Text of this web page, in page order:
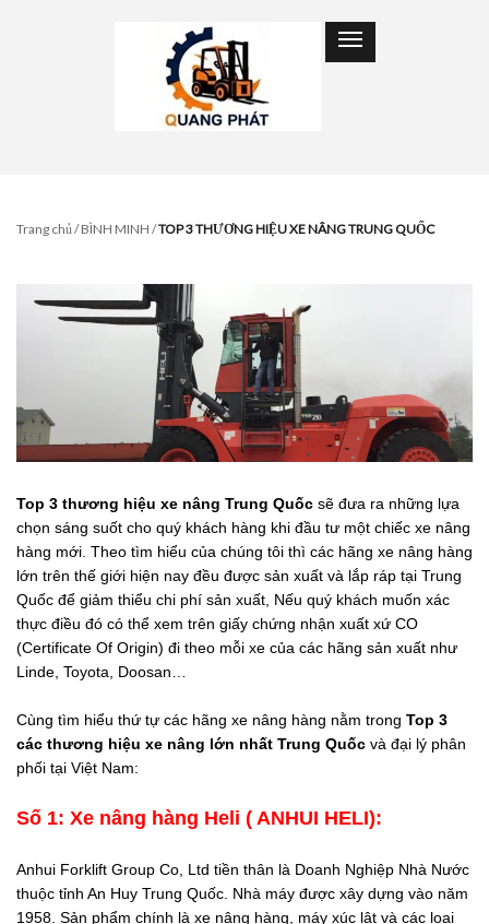
Trang chủ/BÌNH MINH /TOP 3 THƯƠNG HIỆU XE NÂNG TRUNG QUỐC
Top 3 thương hiệu xe nâng Trung Quốc sẽ đưa ra những lựa
chọn sáng suốt cho quý khách hàng khi đầu tư một chiếc xe nâng
hàng mới. Theo tìm hiểu của chúng tôi thì các hãng xe nâng hàng
lớn trên thế giới hiện nay đều được sản xuất và lắp ráp tại Trung
Quốc để giảm thiểu chi phí sản xuất, Nếu quý khách muốn xác
thực điều đó có thể xem trên giấy chứng nhận xuất xứ CO
(Certificate Of Origin) đi theo mỗi xe của các hãng sản xuất như
Linde, Toyota, Doosan…
Cùng tìm hiểu thứ tự các hãng xe nâng hàng nằm trong Top 3
các thương hiệu xe nâng lớn nhất Trung Quốc và đại lý phân
phối tại Việt Nam:
Số 1: Xe nâng hàng Heli ( ANHUI HELI):
Anhui Forklift Group Co, Ltd tiền thân là Doanh Nghiệp Nhà Nước
thuộc tỉnh An Huy Trung Quốc. Nhà máy được xây dựng vào năm
1958. Sản phẩm chính là xe nâng hàng, máy xúc lật và các loại